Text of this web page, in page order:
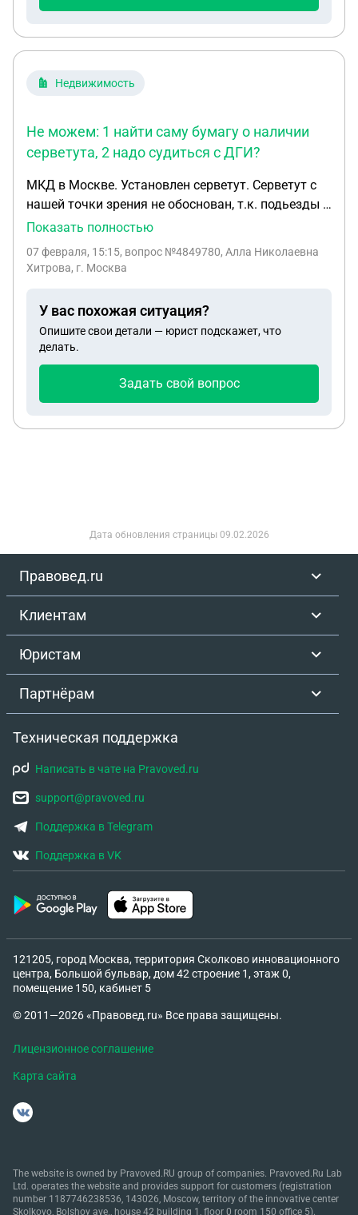
Недвижимость
Не можем: 1 найти саму бумагу о наличии
серветута, 2 надо судиться с ДГИ?
МКД в Москве. Установлен серветут. Серветут с
нашей точки зрения не обоснован, т.к. подьезды к
любым обьектам множественные. Не можем: 1)
судиться с ДГИ? С чего начать? Москва, ул.
Показать полностью
07 февраля, 15:15, вопрос №4849780, Алла Николаевна
Хитрова, г. Москва
У вас похожая ситуация?
Опишите свои детали — юрист подскажет, что
делать.
Задать свой вопрос
Дата обновления страницы 09.02.2026
Правовед.ru
Клиентам
Юристам
Партнёрам
Техническая поддержка
Написать в чате на Pravoved.ru
support@pravoved.ru
Поддержка в Telegram
Поддержка в VK
121205, город Москва, территория Сколково инновационного
центра, Большой бульвар, дом 42 строение 1, этаж 0,
помещение 150, кабинет 5
© 2011—2026 «Правовед.ru» Все права защищены.
Лицензионное соглашение
Карта сайта
The website is owned by Pravoved.RU group of companies. Pravoved.Ru Lab
Ltd. operates the website and provides support for customers (registration
number 1187746238536, 143026, Moscow, territory of the innovative center
Skolkovo, Bolshoy ave., house 42 building 1, floor 0 room 150 office 5).